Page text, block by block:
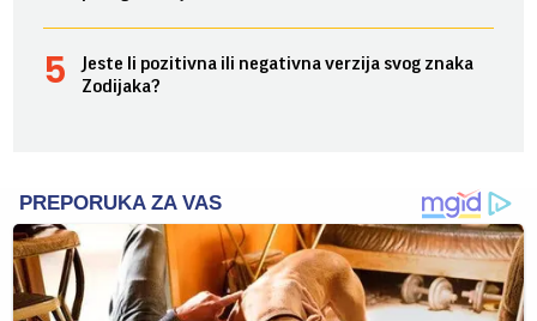
Jeste li pozitivna ili negativna verzija svog znaka
Zodijaka?